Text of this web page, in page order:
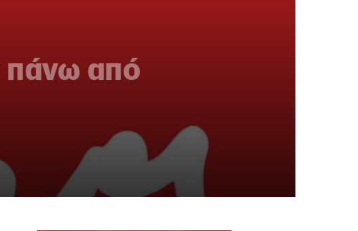
πάνω από